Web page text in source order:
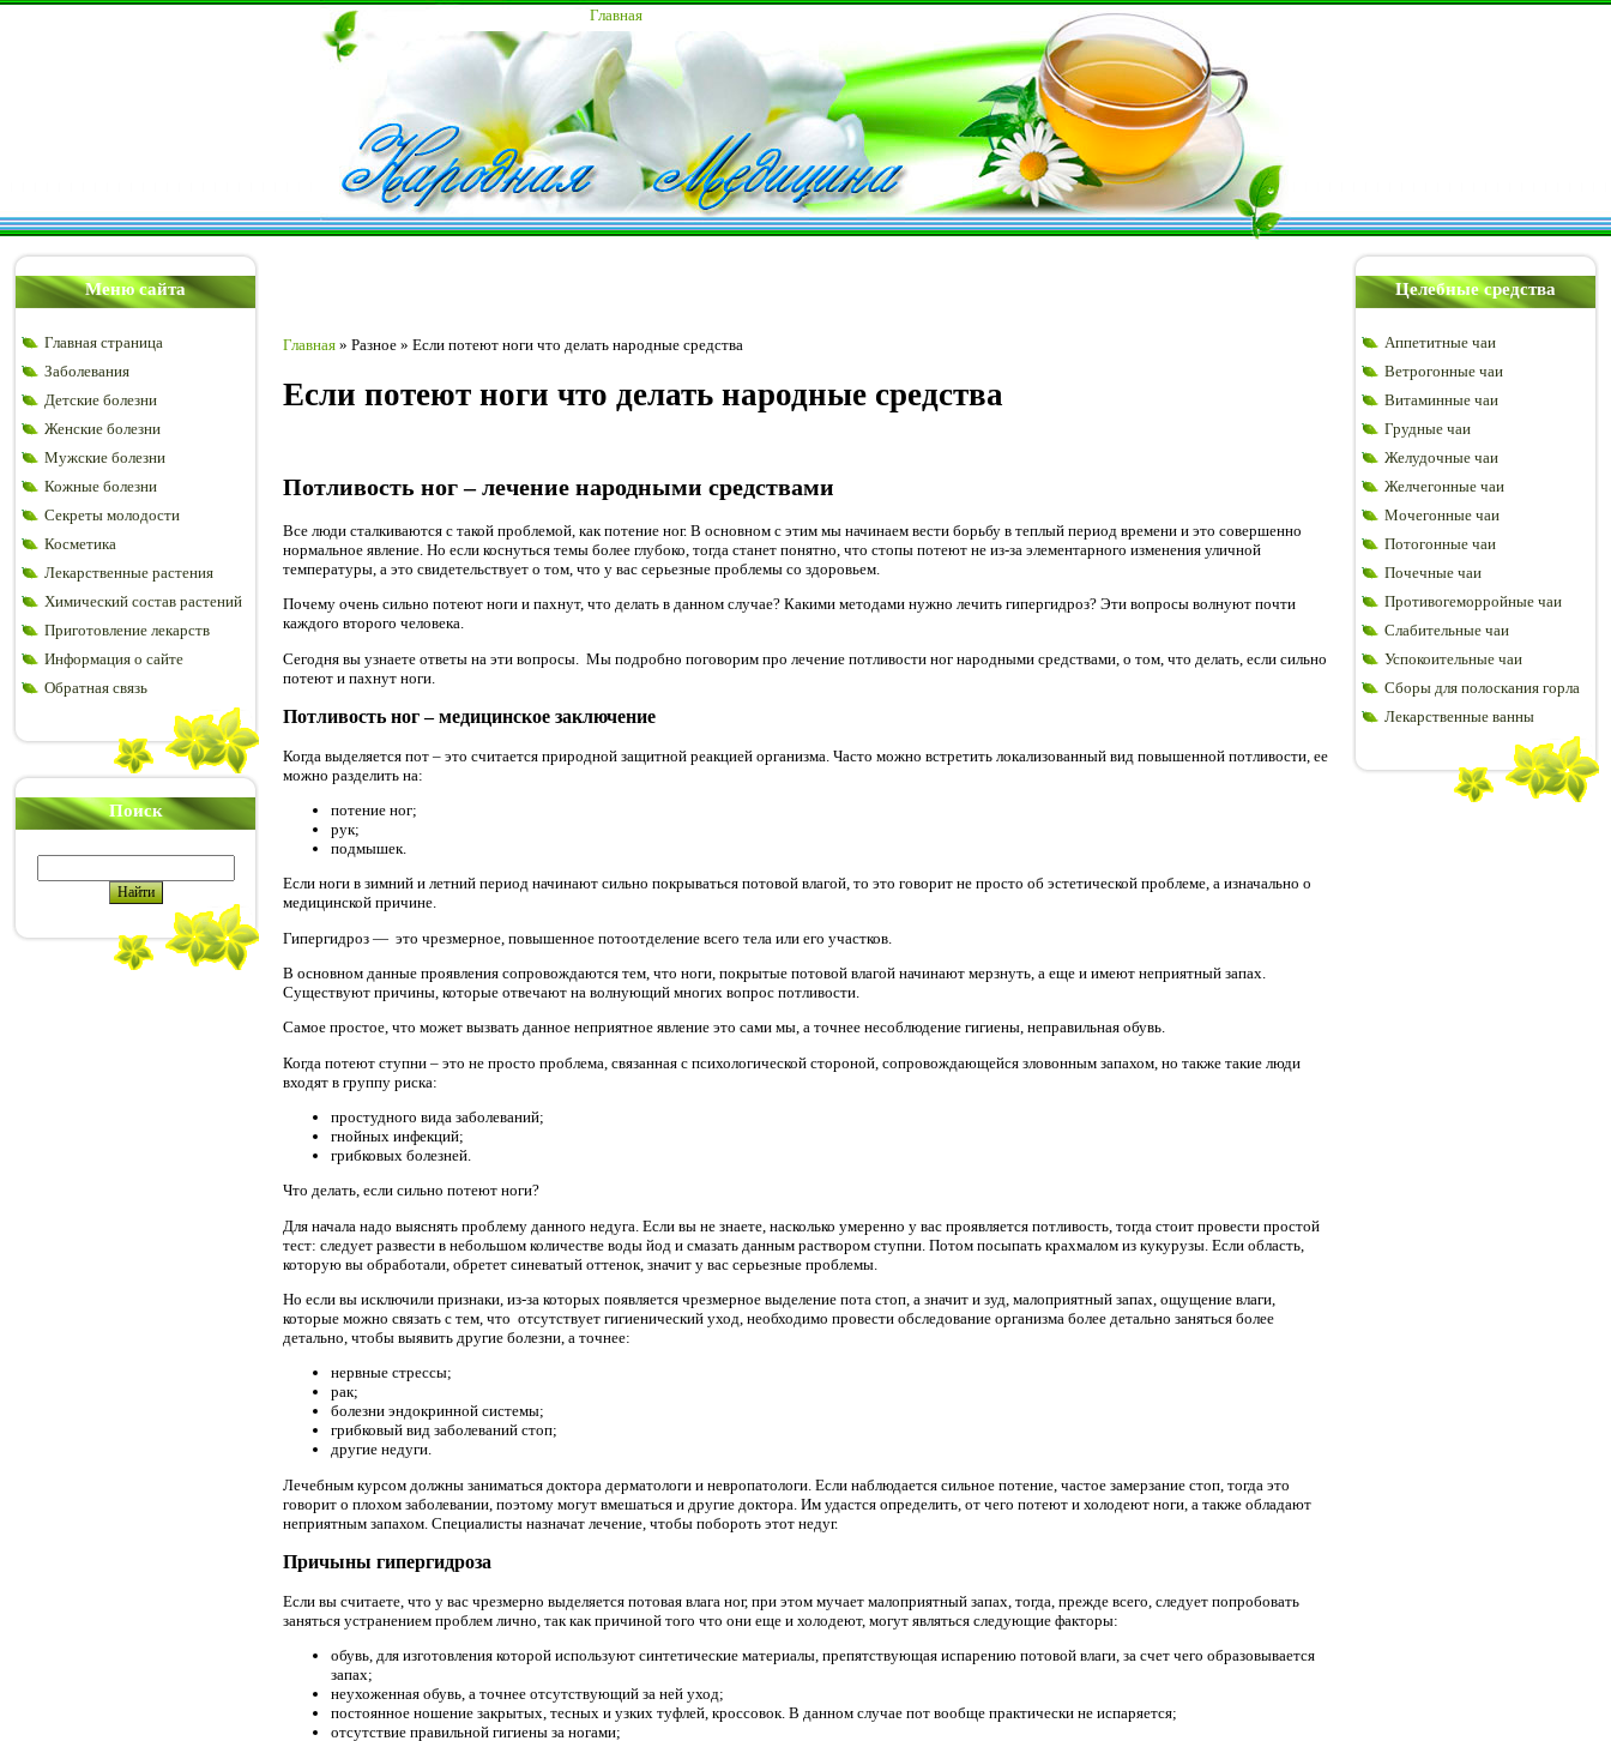
Главная
Меню сайта
Главная страница
Заболевания
Детские болезни
Женские болезни
Мужские болезни
Кожные болезни
Секреты молодости
Косметика
Лекарственные растения
Химический состав растений
Приготовление лекарств
Информация о сайте
Обратная связь
Поиск
Главная » Разное » Если потеют ноги что делать народные средства
Если потеют ноги что делать народные средства
Потливость ног – лечение народными средствами
Все люди сталкиваются с такой проблемой, как потение ног. В основном с этим мы начинаем вести борьбу в теплый период времени и это совершенно
нормальное явление. Но если коснуться темы более глубоко, тогда станет понятно, что стопы потеют не из-за элементарного изменения уличной
температуры, а это свидетельствует о том, что у вас серьезные проблемы со здоровьем.
Почему очень сильно потеют ноги и пахнут, что делать в данном случае? Какими методами нужно лечить гипергидроз? Эти вопросы волнуют почти
каждого второго человека.
Сегодня вы узнаете ответы на эти вопросы. Мы подробно поговорим про лечение потливости ног народными средствами, о том, что делать, если сильно
потеют и пахнут ноги.
Потливость ног – медицинское заключение
Когда выделяется пот – это считается природной защитной реакцией организма. Часто можно встретить локализованный вид повышенной потливости, ее
можно разделить на:
потение ног;
рук;
подмышек.
Если ноги в зимний и летний период начинают сильно покрываться потовой влагой, то это говорит не просто об эстетической проблеме, а изначально о
медицинской причине.
Гипергидроз — это чрезмерное, повышенное потоотделение всего тела или его участков.
В основном данные проявления сопровождаются тем, что ноги, покрытые потовой влагой начинают мерзнуть, а еще и имеют неприятный запах.
Существуют причины, которые отвечают на волнующий многих вопрос потливости.
Самое простое, что может вызвать данное неприятное явление это сами мы, а точнее несоблюдение гигиены, неправильная обувь.
Когда потеют ступни – это не просто проблема, связанная с психологической стороной, сопровождающейся зловонным запахом, но также такие люди
входят в группу риска:
простудного вида заболеваний;
гнойных инфекций;
грибковых болезней.
Что делать, если сильно потеют ноги?
Для начала надо выяснять проблему данного недуга. Если вы не знаете, насколько умеренно у вас проявляется потливость, тогда стоит провести простой
тест: следует развести в небольшом количестве воды йод и смазать данным раствором ступни. Потом посыпать крахмалом из кукурузы. Если область,
которую вы обработали, обретет синеватый оттенок, значит у вас серьезные проблемы.
Но если вы исключили признаки, из-за которых появляется чрезмерное выделение пота стоп, а значит и зуд, малоприятный запах, ощущение влаги,
которые можно связать с тем, что отсутствует гигиенический уход, необходимо провести обследование организма более детально заняться более
детально, чтобы выявить другие болезни, а точнее:
нервные стрессы;
рак;
болезни эндокринной системы;
грибковый вид заболеваний стоп;
другие недуги.
Лечебным курсом должны заниматься доктора дерматологи и невропатологи. Если наблюдается сильное потение, частое замерзание стоп, тогда это
говорит о плохом заболевании, поэтому могут вмешаться и другие доктора. Им удастся определить, от чего потеют и холодеют ноги, а также обладают
неприятным запахом. Специалисты назначат лечение, чтобы побороть этот недуг.
Причыны гипергидроза
Если вы считаете, что у вас чрезмерно выделяется потовая влага ног, при этом мучает малоприятный запах, тогда, прежде всего, следует попробовать
заняться устранением проблем лично, так как причиной того что они еще и холодеют, могут являться следующие факторы:
обувь, для изготовления которой используют синтетические материалы, препятствующая испарению потовой влаги, за счет чего образовывается
запах;
неухоженная обувь, а точнее отсутствующий за ней уход;
постоянное ношение закрытых, тесных и узких туфлей, кроссовок. В данном случае пот вообще практически не испаряется;
отсутствие правильной гигиены за ногами;
Целебные средства
Аппетитные чаи
Ветрогонные чаи
Витаминные чаи
Грудные чаи
Желудочные чаи
Желчегонные чаи
Мочегонные чаи
Потогонные чаи
Почечные чаи
Противогеморройные чаи
Слабительные чаи
Успокоительные чаи
Сборы для полоскания горла
Лекарственные ванны